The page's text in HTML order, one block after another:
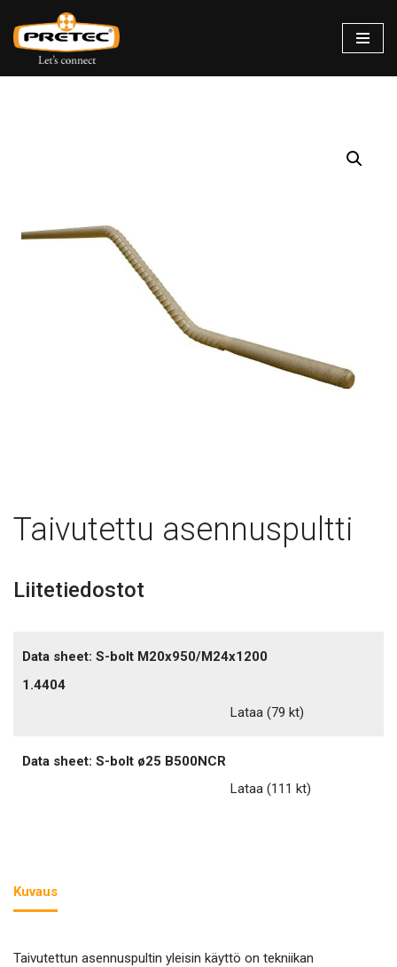
Siirry
suoraan
Taivutettu asennuspultti
Liitetiedostot
Data sheet: S-bolt M20x950/M24x1200
1.4404
Lataa (79 kt)
Data sheet: S-bolt ø25 B500NCR
Lataa (111 kt)
Kuvaus
Taivutettun asennuspultin yleisin käyttö on tekniikan